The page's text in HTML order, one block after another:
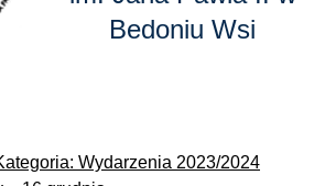
Bedoniu Wsi
Wydarzenia 2023/2024